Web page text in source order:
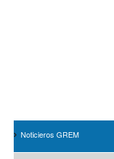
Noticieros GREM